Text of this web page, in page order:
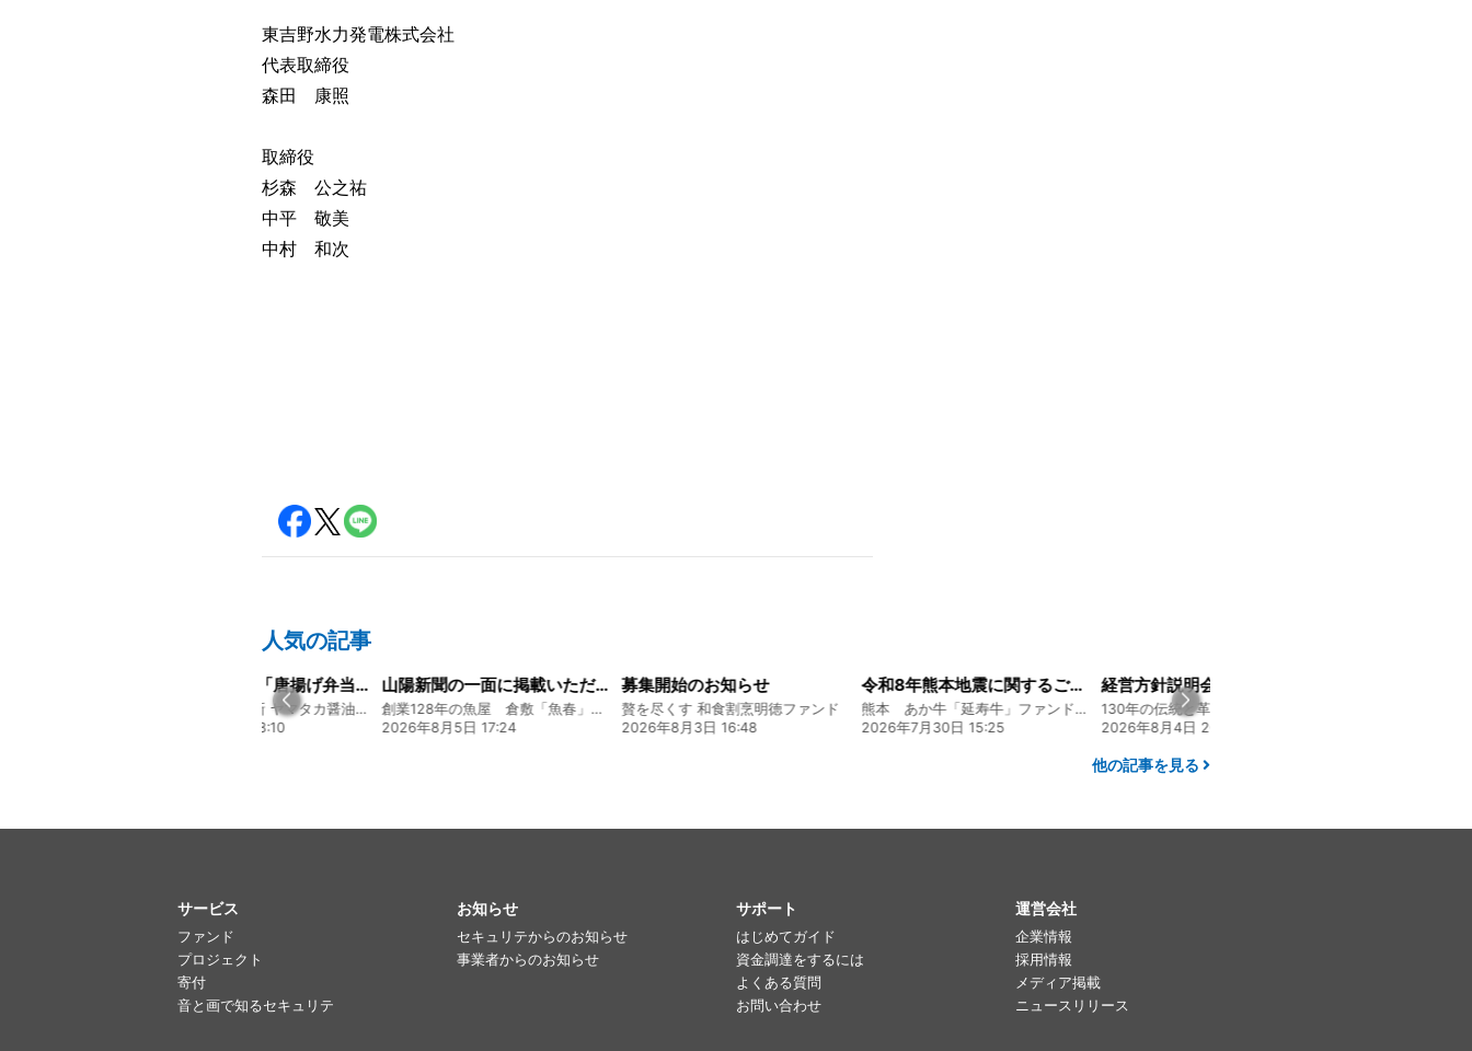
東吉野水力発電株式会社
代表取締役
森田 康照
取締役
杉森 公之祐
中平 敬美
中村 和次
人気の記事
山陽新聞の一面に掲載いただきました！
創業128年の魚屋 倉敷「魚春」ファンド
2026年8月5日 17:24
募集開始のお知らせ
贅を尽くす 和食割烹明徳ファンド
2026年8月3日 16:48
2026年7月30日 15:25
経営方針説明会を開催しました
130年の伝統と革新 ヤマタカ醤油ファンド
2026年8月4日 20:00
2026年7月22日 08:10
他の記事を見る
サービス
ファンド
プロジェクト
寄付
音と画で知るセキュリテ
お知らせ
セキュリテからのお知らせ
事業者からのお知らせ
サポート
はじめてガイド
資金調達をするには
よくある質問
お問い合わせ
運営会社
企業情報
採用情報
メディア掲載
ニュースリリース